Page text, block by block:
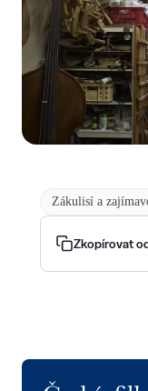
Zákulisí a
Zkopírovat